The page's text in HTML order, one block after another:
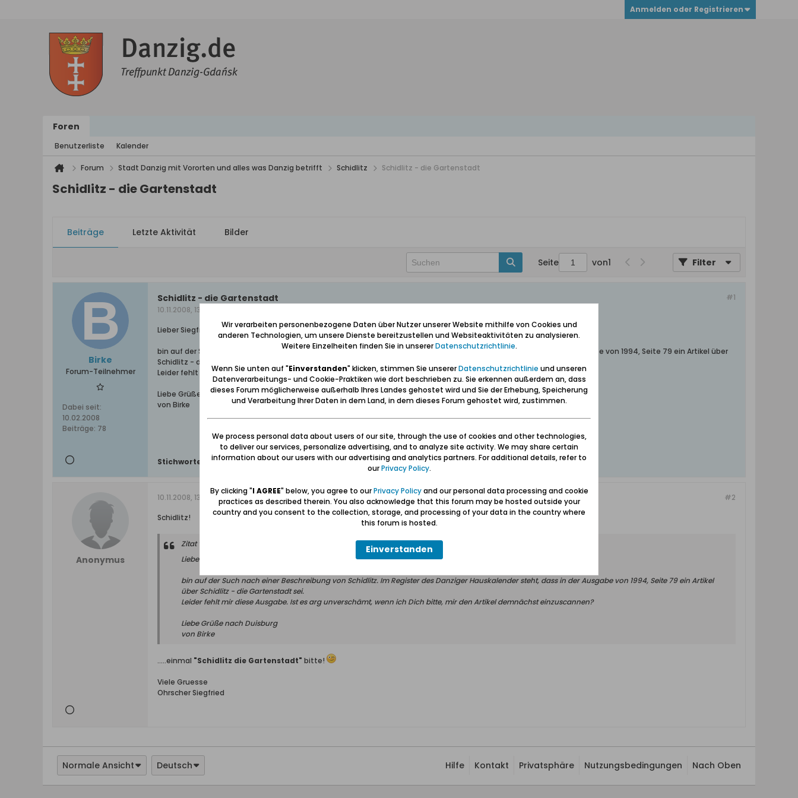
Anmelden oder Registrieren
Foren
Benutzerliste Kalender
Forum Stadt Danzig mit Vororten und alles was Danzig betrifft Schidlitz Schidlitz - die Gartenstadt
Schidlitz - die Gartenstadt
Beiträge Letzte Aktivität Bilder
Seite von1 Filter
Birke
Forum-Teilnehmer
Dabei seit:
10.02.2008
Beiträge: 78
#1
Schidlitz - die Gartenstadt
10.11.2008, 13:15
Lieber Siegfried,
bin auf der Such nach einer Beschreibung von Schidlitz. Im Register des Danziger Hauskalender steht, dass in der Ausgabe von 1994, Seite 79 ein Artikel über
Schidlitz - die Gartenstadt sei.
Leider fehlt mir diese Ausgabe. Ist es arg unverschämt, wenn ich Dich bitte, mir den Artikel demnächst einzuscannen?
Liebe Grüße nach Duisburg
von Birke
Stichworte:
Anonymus
#2
10.11.2008, 13:42
Schidlitz!
Zitat von
Lieber Siegfried,
bin auf der Such nach einer Beschreibung von Schidlitz. Im Register des Danziger Hauskalender steht, dass in der Ausgabe von 1994, Seite 79 ein Artikel
über Schidlitz - die Gartenstadt sei.
Leider fehlt mir diese Ausgabe. Ist es arg unverschämt, wenn ich Dich bitte, mir den Artikel demnächst einzuscannen?
Liebe Grüße nach Duisburg
von Birke
.....einmal "Schidlitz die Gartenstadt" bitte!
Viele Gruesse
Ohrscher Siegfried
Normale Ansicht Deutsch Hilfe Kontakt Privatsphäre Nutzungsbedingungen Nach Oben
Wir verarbeiten personenbezogene Daten über Nutzer unserer Website mithilfe von Cookies und
anderen Technologien, um unsere Dienste bereitzustellen und Websiteaktivitäten zu analysieren.
Weitere Einzelheiten finden Sie in unsererDatenschutzrichtlinie.
Wenn Sie unten auf "Einverstanden" klicken, stimmen Sie unsererDatenschutzrichtlinie und unseren
Datenverarbeitungs- und Cookie-Praktiken wie dort beschrieben zu. Sie erkennen außerdem an, dass
dieses Forum möglicherweise außerhalb Ihres Landes gehostet wird und Sie der Erhebung, Speicherung
und Verarbeitung Ihrer Daten in dem Land, in dem dieses Forum gehostet wird, zustimmen.
We process personal data about users of our site, through the use of cookies and other technologies,
to deliver our services, personalize advertising, and to analyze site activity. We may share certain
information about our users with our advertising and analytics partners. For additional details, refer to
ourPrivacy Policy.
By clicking "I AGREE" below, you agree to ourPrivacy Policyand our personal data processing and cookie
practices as described therein. You also acknowledge that this forum may be hosted outside your
country and you consent to the collection, storage, and processing of your data in the country where
this forum is hosted.
Einverstanden